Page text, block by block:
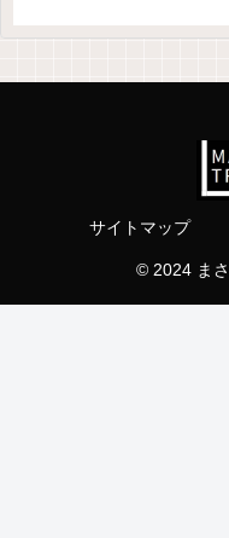
サイトマップ
© 2024 ま